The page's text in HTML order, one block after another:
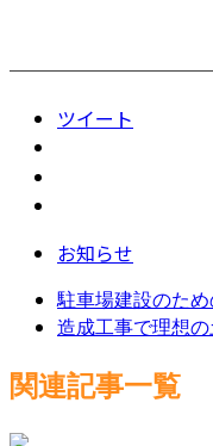
ツイート
お知らせ
駐車場建設のた
造成工事で理想の
関連記事一覧